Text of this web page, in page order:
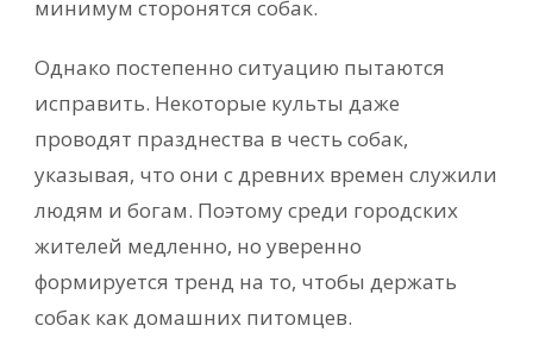
минимум сторонятся собак.
Однако постепенно ситуацию пытаются
исправить. Некоторые культы даже
проводят празднества в честь собак,
указывая, что они с древних времен служили
людям и богам. Поэтому среди городских
жителей медленно, но уверенно
формируется тренд на то, чтобы держать
собак как домашних питомцев.